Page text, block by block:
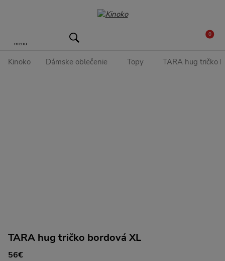
menu
0
Kinoko Dámske oblečenie Topy TARA hug tričko
TARA hug tričko bordová XL
56€